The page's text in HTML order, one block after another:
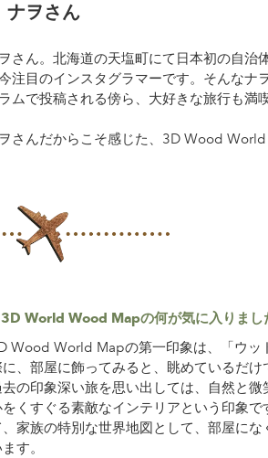
ナヲさん
さん。北海道の天塩町にて日本初の自治
注目のインスタグラマーです。そんなナ
ムで投稿される傍ら、大好きな旅行も満
さんだからこそ感じた、3D Wood
World Wood Mapの何が気に入りまし
Wood World Mapの第一印象は、「ウッ
に、部屋に飾ってみると、眺めているだけ
去の印象深い旅を思い出しては、自然と
くすぐる素敵なインテリアという印象
家族の特別な世界地図として、部屋に
す。